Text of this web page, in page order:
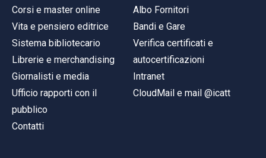
Corsi e master online
Vita e pensiero editrice
Sistema bibliotecario
Librerie e merchandising
Giornalisti e media
Ufficio rapporti con il
pubblico
Contatti
Albo Fornitori
Bandi e Gare
Verifica certificati e
autocertificazioni
Intranet
CloudMail e mail @icatt